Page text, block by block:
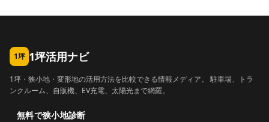
1坪 1坪活用ナビ
1坪・狭小地・変形地の活用方法を比較できる情報メディア。 駐車場、トラ
ンクルーム、自販機、EV充電、太陽光まで網羅。
無料で狭小地診断